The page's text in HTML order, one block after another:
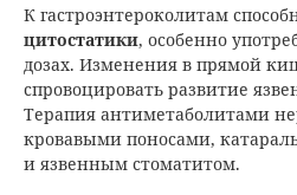
К гастроэнтероколитам
цитостатики, особенно
дозах. Изменения в прямой
спровоцировать развитие
Терапия антиметаболитами
кровавыми поносами,
и язвенным стоматитом.